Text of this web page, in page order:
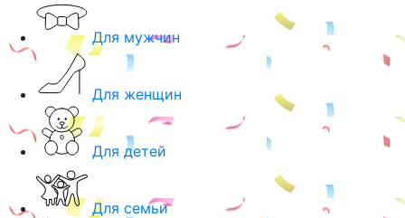
Для мужчин
Для женщин
Для детей
Для семьи